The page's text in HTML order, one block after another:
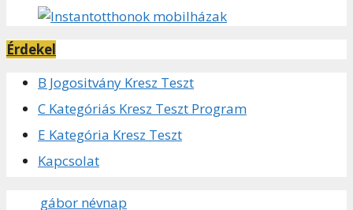
Érdekel
B Jogositvány Kresz Teszt
C Kategóriás Kresz Teszt Program
E Kategória Kresz Teszt
Kapcsolat
gábor névnap